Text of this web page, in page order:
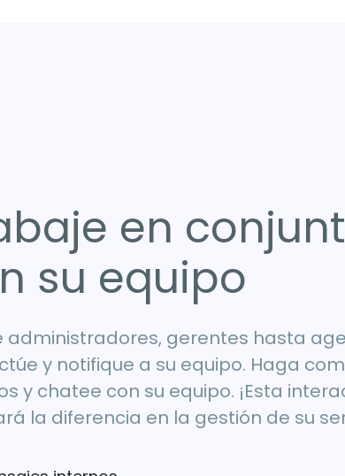
en
su equipo
administradores, gerentes hasta
y notifique a su equipo. Haga
y chatee con su equipo. ¡Esta
la diferencia en la gestión de su